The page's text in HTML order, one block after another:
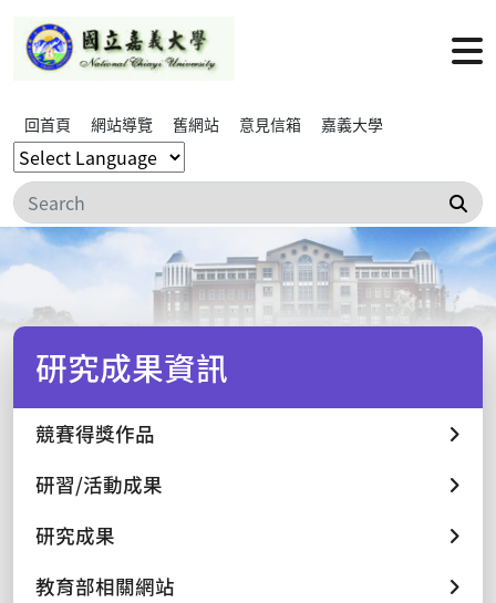
回首頁 網站導覽 舊網站 意見信箱 嘉義大學
搜
研究成果資訊
競賽得獎作品
研習/活動成果
研究成果
教育部相關網站